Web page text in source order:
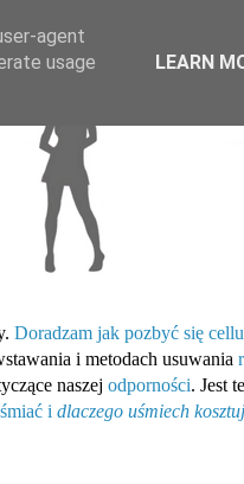
Doradzam jak pozbyć się
i metodach usuwania
naszej odporności. Jest
i dlaczego uśmiech
agent
usage
LEARN